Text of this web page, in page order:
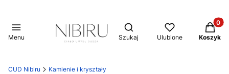
Menu
Otwórz wyszukiwarkę
Szukaj Ulubione Koszyk
CUD Nibiru Kamienie i kryształy